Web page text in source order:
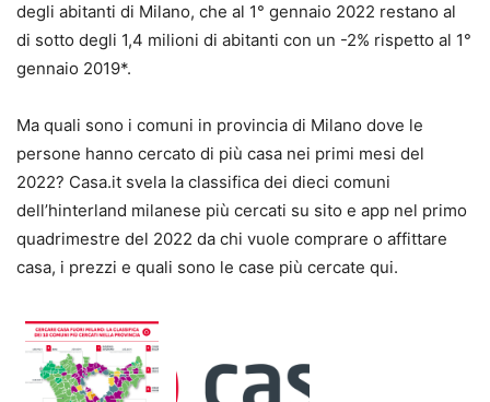
degli abitanti di Milano, che al 1° gennaio 2022 restano al
di sotto degli 1,4 milioni di abitanti con un -2% rispetto al 1°
gennaio 2019*.
Ma quali sono i comuni in provincia di Milano dove le
persone hanno cercato di più casa nei primi mesi del
2022? Casa.it svela la classifica dei dieci comuni
dell’hinterland milanese più cercati su sito e app nel primo
quadrimestre del 2022 da chi vuole comprare o affittare
casa, i prezzi e quali sono le case più cercate qui.